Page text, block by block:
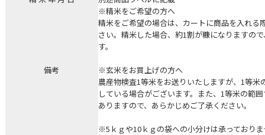
備考
※精米をご希望の方へ
精米をご希望の場合は、カートに商品を入れる
さい。精米した場合、約1割が糠になりますの
す。
※玄米をお買上げの方へ
農産物検査1等米をお送りいたしますが、1等米
している場合がございます。また、1等米の範
ありますので、あらかじめご了承ください。
※5ｋｇや10ｋｇの袋への小分けは承っており